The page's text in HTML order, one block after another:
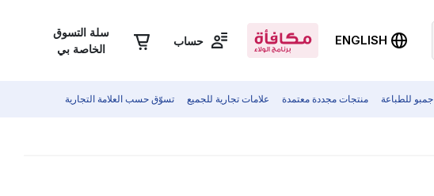
ENGLISH حساب
سلة التسوق
الخاصة بي
جمبو للطباعة منتجات مجددة معتمدة علامات تجارية للجميع تسوّق حسب العلامة التجارية